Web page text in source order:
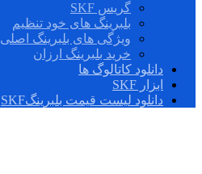
گریس SKF
بلبرینگ های خود تنظیم
ویژگی های بلبرینگ اصلی
خرید بلبرینگ ارزان
دانلود کاتالوگ ها
ابزار SKF
دانلود لیست قیمت بلبرینگSKF